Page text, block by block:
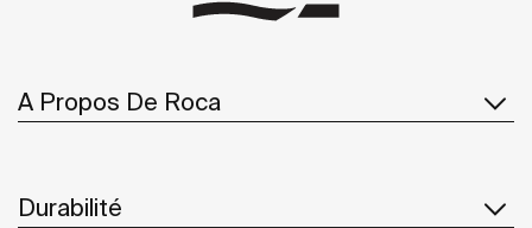
A Propos De Roca
Durabilité